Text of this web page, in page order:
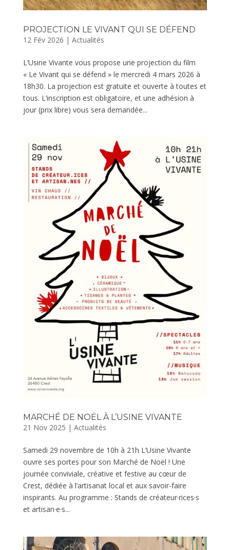
PROJECTION LE VIVANT QUI SE DÉFEND
12 Fév 2026 | Actualités
L’Usine Vivante vous propose une projection du film
« Le Vivant qui se défend » le mercredi 4 mars 2026 à
18h30. La projection est gratuite et ouverte à toutes et
tous. L’inscription est obligatoire, et une adhésion à
jour (prix libre) vous sera demandée...
MARCHÉ DE NOËL À L’USINE VIVANTE
21 Nov 2025 | Actualités
Samedi 29 novembre de 10h à 21h L’Usine Vivante
ouvre ses portes pour son Marché de Noël ! Une
journée conviviale, créative et festive au cœur de
Crest, dédiée à l’artisanat local et aux savoir-faire
inspirants. Au programme : Stands de créateur·rices·s
et artisan·e·s...